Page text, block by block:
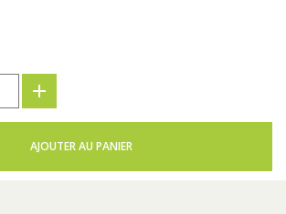
AJOUTER AU PANIER